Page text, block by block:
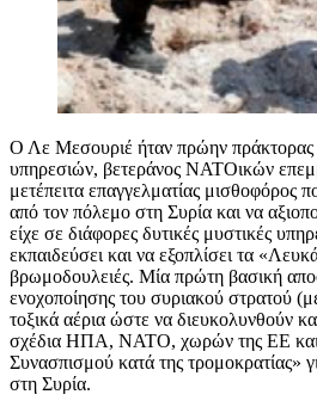
Ο Λε Μεσουριέ ήταν πρώην πράκτορας
υπηρεσιών, βετεράνος ΝΑΤΟικών
μετέπειτα επαγγελματίας μισθοφόρος
από τον πόλεμο στη Συρία και να
είχε σε διάφορες δυτικές μυστικές
εκπαιδεύσει και να εξοπλίσει τα
βρωμοδουλειές. Μία πρώτη βασική
ενοχοποίησης του συριακού στρατού
τοξικά αέρια ώστε να διευκολυνθούν
σχέδια ΗΠΑ, ΝΑΤΟ, χωρών της ΕΕ και
Συνασπισμού κατά της τρομοκρατίας»
στη Συρία.